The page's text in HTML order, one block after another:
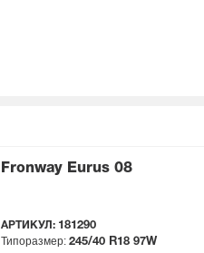
Fronway Eurus 08
АРТИКУЛ: 181290
Типоразмер: 245/40 R18 97W